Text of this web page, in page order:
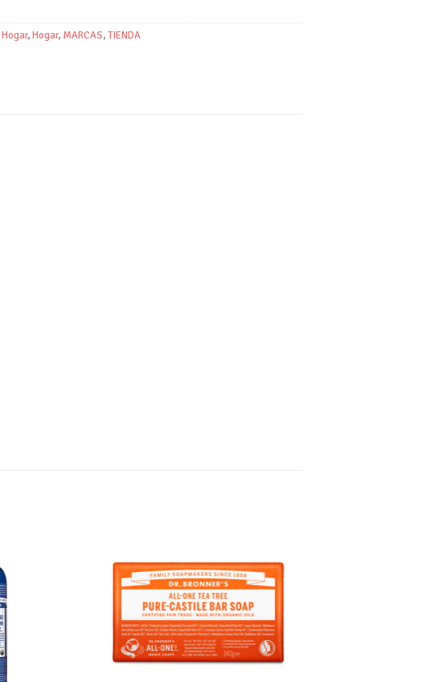
Hogar,Hogar, MARCAS,TIENDA
deseos